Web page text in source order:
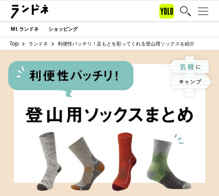
Mt.ランドネ ショッピング
Top ランドネ 利便性バッチリ！足もとを彩ってくれる登山用ソックスを紹介